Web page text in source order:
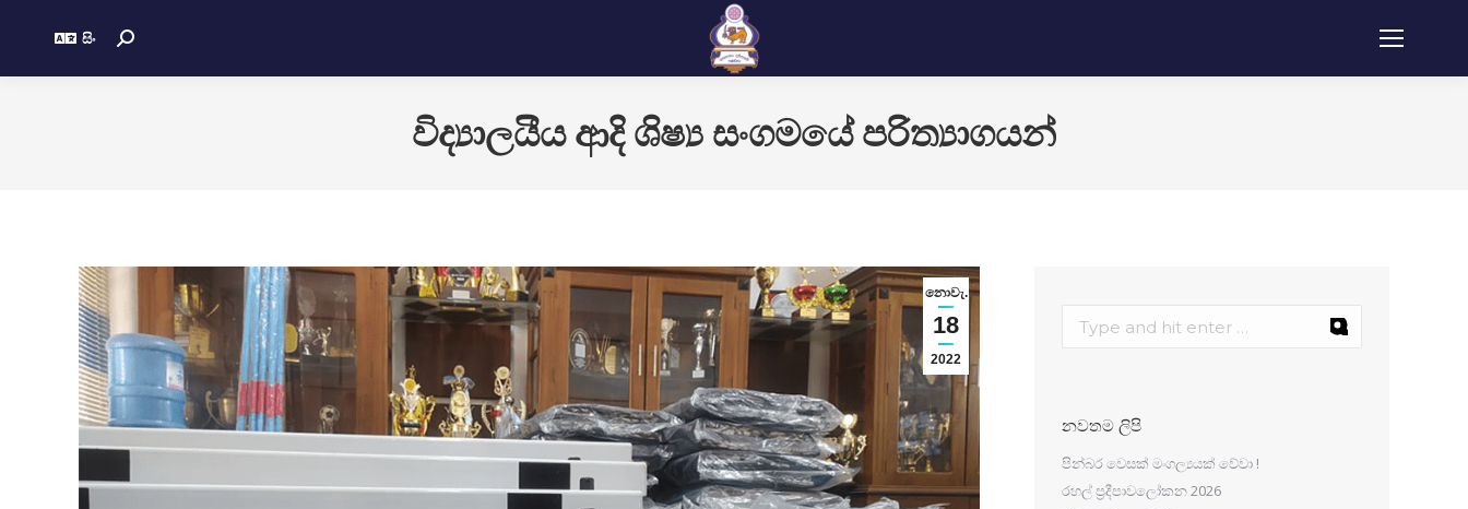
සිං
විද්‍යාලයීය ආදි ශිෂ්‍ය සංගමයේ පරිත්‍යාගය​න්
නොවැ.
18
2022
නවතම ලිපි
පින්බර වෙසක් මංගල්‍යයක් වේවා !
රහල් ප්‍රදීපාවලෝකන 2026